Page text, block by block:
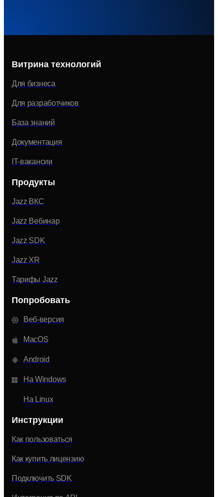
Витрина технологий
Для бизнеса
Для разработчиков
База знаний
Документация
IT-вакансии
Продукты
Jazz ВКС
Jazz Вебинар
Jazz SDK
Jazz XR
Тарифы Jazz
Попробовать
Веб-версия
MacOS
Android
На Windows
На Linux
Инструкции
Как пользоваться
Как купить лицензию
Подключить SDK